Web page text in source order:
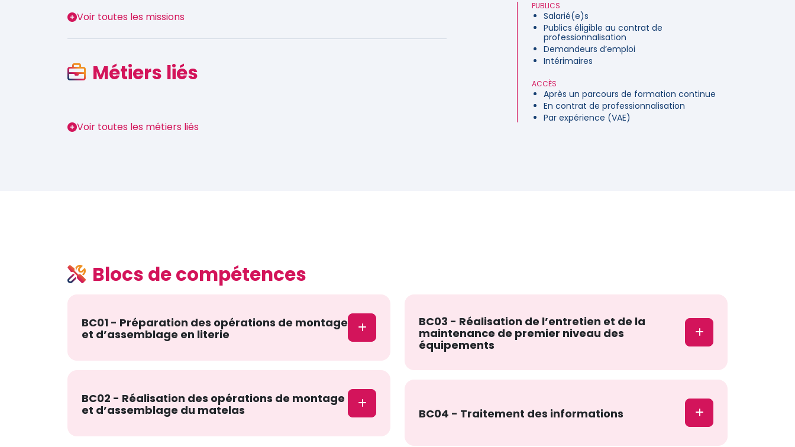
Voir toutes les missions
Métiers liés
Voir toutes les métiers liés
PUBLICS
Salarié(e)s
Publics éligible au contrat de
professionnalisation
Demandeurs d’emploi
Intérimaires
ACCÈS
Après un parcours de formation continue
En contrat de professionnalisation
Par expérience (VAE)
Blocs de compétences
BC01 - Préparation des opérations de montage
et d’assemblage en literie
BC02 - Réalisation des opérations de montage
et d’assemblage du matelas
BC03 - Réalisation de l’entretien et de la
maintenance de premier niveau des
équipements
BC04 - Traitement des informations